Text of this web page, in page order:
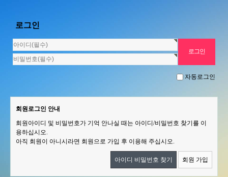
로그인
자동로그인
회원로그인 안내
회원아이디 및 비밀번호가 기억 안나실 때는 아이디/비밀번호 찾기를 이
용하십시오.
아직 회원이 아니시라면 회원으로 가입 후 이용해 주십시오.
아이디 비밀번호 찾기 회원 가입